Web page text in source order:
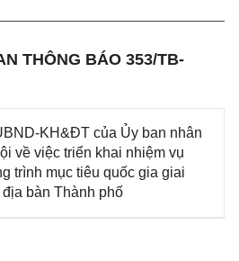
THÔNG BÁO 353/TB-
KH&ĐT của Ủy ban nhân
về việc triển khai nhiệm vụ
trình mục tiêu quốc gia giai
bàn Thành phố